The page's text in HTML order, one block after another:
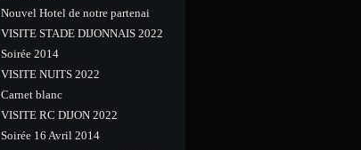
Nouvel Hotel de notre partenai
VISITE STADE DIJONNAIS 2022
Soirée 2014
VISITE NUITS 2022
Carnet blanc
VISITE RC DIJON 2022
Soirée 16 Avril 2014